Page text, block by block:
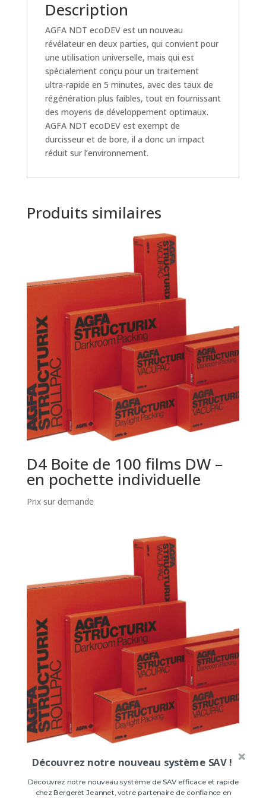
Description
AGFA NDT ecoDEV est un nouveau
révélateur en deux parties, qui convient pour
une utilisation universelle, mais qui est
spécialement conçu pour un traitement
ultra-rapide en 5 minutes, avec des taux de
régénération plus faibles, tout en fournissant
des moyens de développement optimaux.
AGFA NDT ecoDEV est exempt de
durcisseur et de bore, il a donc un impact
réduit sur l’environnement.
Produits similaires
D4 Boite de 100 films DW –
en pochette individuelle
Prix sur demande
D3 Boite de 100 NIF – sans
intercalaire
Découvrez notre nouveau système SAV !
Découvrez notre nouveau système de SAV efficace et rapide
chez Bergeret Jeannet, votre partenaire de confiance en